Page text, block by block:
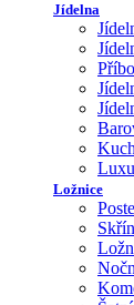
Jídelna
Ložnice